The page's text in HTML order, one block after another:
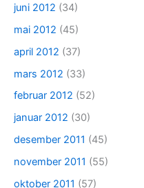
juni 2012 (34)
mai 2012 (45)
april 2012 (37)
mars 2012 (33)
februar 2012 (52)
januar 2012 (30)
desember 2011 (45)
november 2011 (55)
oktober 2011 (57)